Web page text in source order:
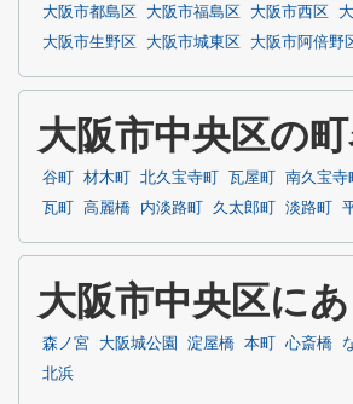
大阪市都島区 大阪市福島区 大阪市西区
大阪市生野区
大阪市城東区 大阪市阿倍野
大阪市中央区の
谷町 材木町 北久宝寺町 瓦屋町 南久宝寺
瓦町
高麗橋 内淡路町 久太郎町 淡路町
大阪市中央区に
森ノ宮 大阪城公園 淀屋橋 本町 心斎橋
北浜